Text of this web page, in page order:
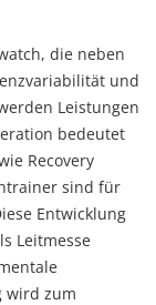
die neben
und
Leistungen
bedeutet
Recovery
sind für
Entwicklung
Leitmesse
wird zum